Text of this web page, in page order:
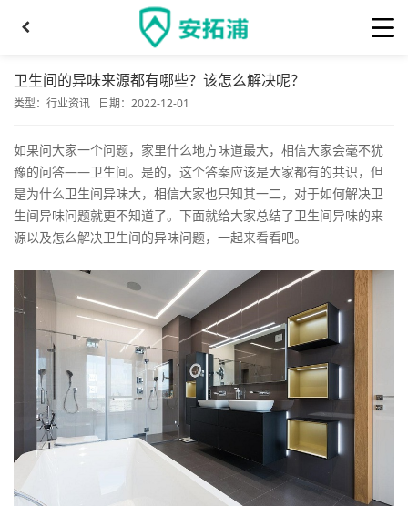
卫生间的异味来源都有哪些？该怎么解决呢？
类型： 行业资讯 日期：2022-12-01
如果问大家一个问题，家里什么地方味道最大，相信大家会毫不犹
豫的问答——卫生间。是的，这个答案应该是大家都有的共识，但
是为什么卫生间异味大，相信大家也只知其一二，对于如何解决卫
生间异味问题就更不知道了。下面就给大家总结了卫生间异味的来
源以及怎么解决卫生间的异味问题，一起来看看吧。